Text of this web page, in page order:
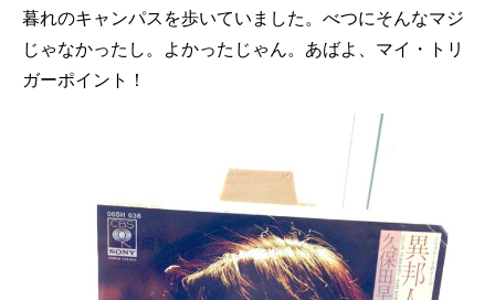
暮れのキャンパスを歩いていました。べつにそんなマジ
じゃなかったし。よかったじゃん。あばよ、マイ・トリ
ガーポイント！